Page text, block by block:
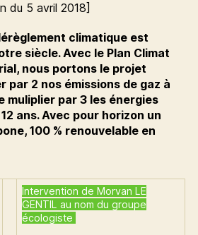
du 5 avril 2018]
climatique est
siècle. Avec le Plan Climat
nous portons le projet
par 2 nos émissions de gaz à
muliplier par 3 les énergies
ans. Avec pour horizon un
100 % renouvelable en
Intervention de Morvan LE
GENTIL au nom du groupe
écologiste